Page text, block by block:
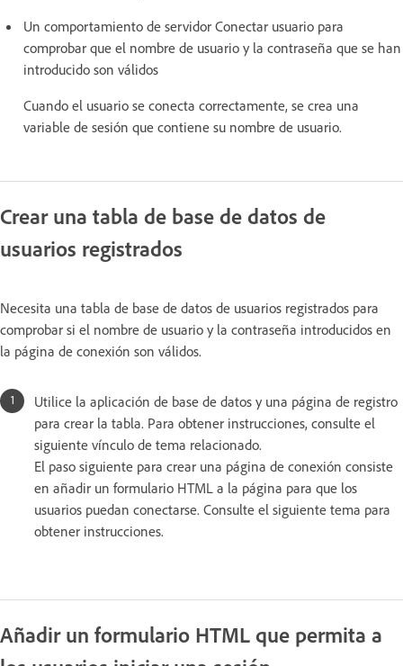
Un comportamiento de servidor Conectar usuario para
comprobar que el nombre de usuario y la contraseña que se han
introducido son válidos
Cuando el usuario se conecta correctamente, se crea una
variable de sesión que contiene su nombre de usuario.
Crear una tabla de base de datos de
usuarios registrados
Necesita una tabla de base de datos de usuarios registrados para
comprobar si el nombre de usuario y la contraseña introducidos en
la página de conexión son válidos.
Utilice la aplicación de base de datos y una página de registro
para crear la tabla. Para obtener instrucciones, consulte el
siguiente vínculo de tema relacionado.
El paso siguiente para crear una página de conexión consiste
en añadir un formulario HTML a la página para que los
usuarios puedan conectarse. Consulte el siguiente tema para
obtener instrucciones.
Añadir un formulario HTML que permita a